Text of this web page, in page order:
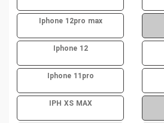
Iphone 12pro max
Iphone 12
Iphone 11pro
IPH XS MAX